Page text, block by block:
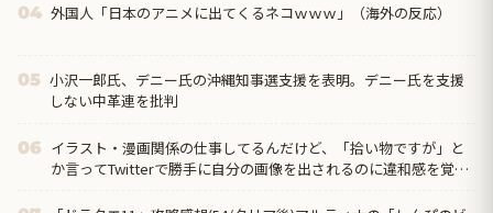
04 外国人「日本のアニメに出てくるネコｗｗｗ」（海外の反応）
05 小沢一郎氏、デニー氏の沖縄知事選支援を表明。デニー氏を支援
しない中革連を批判
06 イラスト・漫画関係の仕事してるんだけど、「拾い物ですが」と
か言ってTwitterで勝手に自分の画像を出されるのに違和感を覚え